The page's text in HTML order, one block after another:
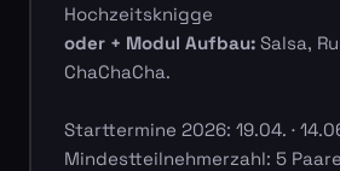
Hochzeitsknigge
oder + Modul Aufbau:Salsa,
ChaChaCha.
Starttermine 2026: 19.04. · 14.06.
Mindestteilnehmerzahl: 5 Paare